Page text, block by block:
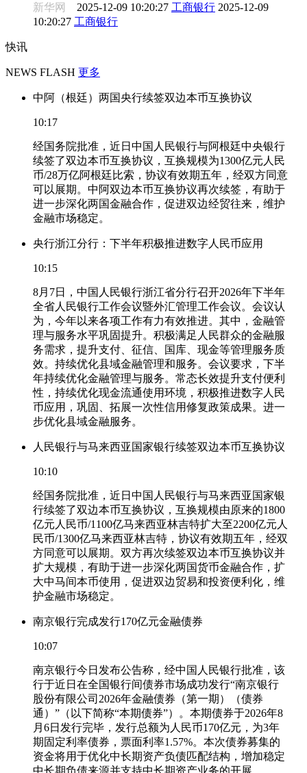
新华网 2025-12-09 10:20:27 工商银行 2025-12-09
10:20:27 工商银行
快讯
NEWS FLASH 更多
中阿（根廷）两国央行续签双边本币互换协议
10:17
经国务院批准，近日中国人民银行与阿根廷中央银行
续签了双边本币互换协议，互换规模为1300亿元人民
币/28万亿阿根廷比索，协议有效期五年，经双方同意
可以展期。中阿双边本币互换协议再次续签，有助于
进一步深化两国金融合作，促进双边经贸往来，维护
金融市场稳定。
央行浙江分行：下半年积极推进数字人民币应用
10:15
8月7日，中国人民银行浙江省分行召开2026年下半年
全省人民银行工作会议暨外汇管理工作会议。会议认
为，今年以来各项工作有力有效推进。其中，金融管
理与服务水平巩固提升。积极满足人民群众的金融服
务需求，提升支付、征信、国库、现金等管理服务质
效。持续优化县域金融管理和服务。会议要求，下半
年持续优化金融管理与服务。常态长效提升支付便利
性，持续优化现金流通使用环境，积极推进数字人民
币应用，巩固、拓展一次性信用修复政策成果。进一
步优化县域金融服务。
人民银行与马来西亚国家银行续签双边本币互换协议
10:10
经国务院批准，近日中国人民银行与马来西亚国家银
行续签了双边本币互换协议，互换规模由原来的1800
亿元人民币/1100亿马来西亚林吉特扩大至2200亿元人
民币/1300亿马来西亚林吉特，协议有效期五年，经双
方同意可以展期。双方再次续签双边本币互换协议并
扩大规模，有助于进一步深化两国货币金融合作，扩
大中马间本币使用，促进双边贸易和投资便利化，维
护金融市场稳定。
南京银行完成发行170亿元金融债券
10:07
南京银行今日发布公告称，经中国人民银行批准，该
行于近日在全国银行间债券市场成功发行“南京银行
股份有限公司2026年金融债券（第一期）（债券
通）”（以下简称“本期债券”）。本期债券于2026年8
月6日发行完毕，发行总额为人民币170亿元，为3年
期固定利率债券，票面利率1.57%。本次债券募集的
资金将用于优化中长期资产负债匹配结构，增加稳定
中长期负债来源并支持中长期资产业务的开展。